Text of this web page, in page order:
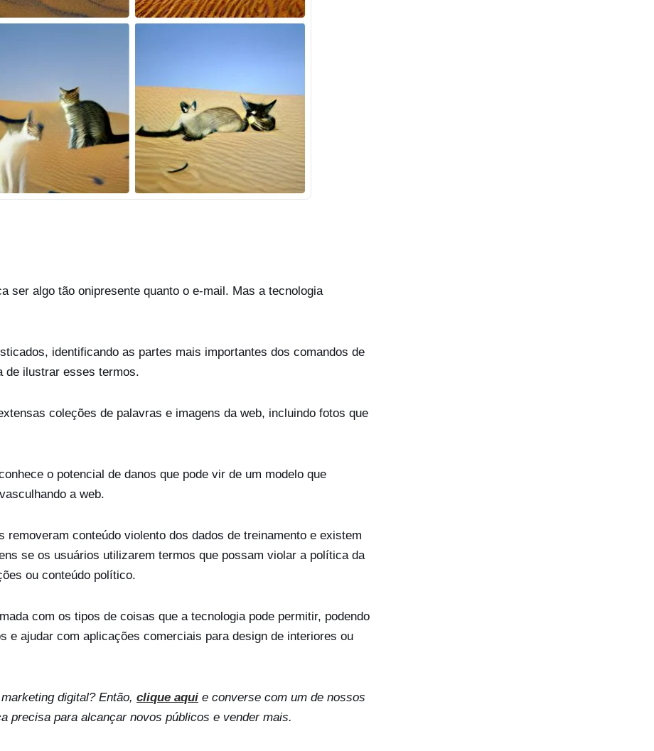
ser algo tão onipresente quanto o e-mail. Mas a tecnologia
identificando as partes mais importantes dos comandos de
de ilustrar esses termos.
coleções de palavras e imagens da web, incluindo fotos que
o potencial de danos que pode vir de um modelo que
a web.
conteúdo violento dos dados de treinamento e existem
se os usuários utilizarem termos que possam violar a política da
ou conteúdo político.
com os tipos de coisas que a tecnologia pode permitir, podendo
e ajudar com aplicações comerciais para design de interiores ou
digital? Então, clique aqui e converse com um de nossos
precisa para alcançar novos públicos e vender mais.